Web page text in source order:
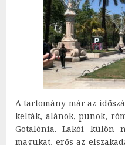
A tartomány már az
kelták, alánok, punok,
Gotalónia. Lakói külön
magukat, erős az